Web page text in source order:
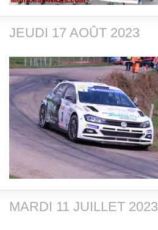
JEUDI 17 AOÛT 2023
MARDI 11 JUILLET 2023